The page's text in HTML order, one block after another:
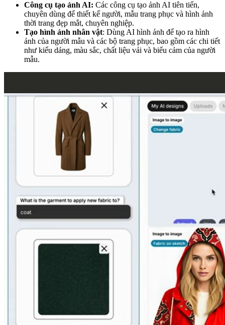
Công cụ tạo ảnh AI: Các công cụ tạo ảnh AI tiên tiến,
chuyên dùng để thiết kế người, mẫu trang phục và hình ảnh
thời trang đẹp mắt, chuyên nghiệp.
Tạo hình ảnh nhân vật: Dùng AI hình ảnh để tạo ra hình
ảnh của người mẫu và các bộ trang phục, bao gồm các chi tiết
như kiểu dáng, màu sắc, chất liệu vải và biểu cảm của người
mẫu.